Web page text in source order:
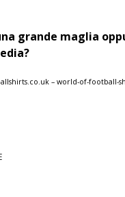
grande maglia
– world-of-football-